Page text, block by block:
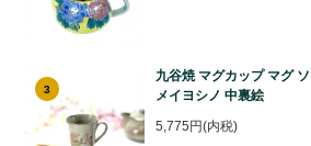
3
九谷焼 マグカップ マグ ソ
メイヨシノ 中裏絵
5,775円(内税)